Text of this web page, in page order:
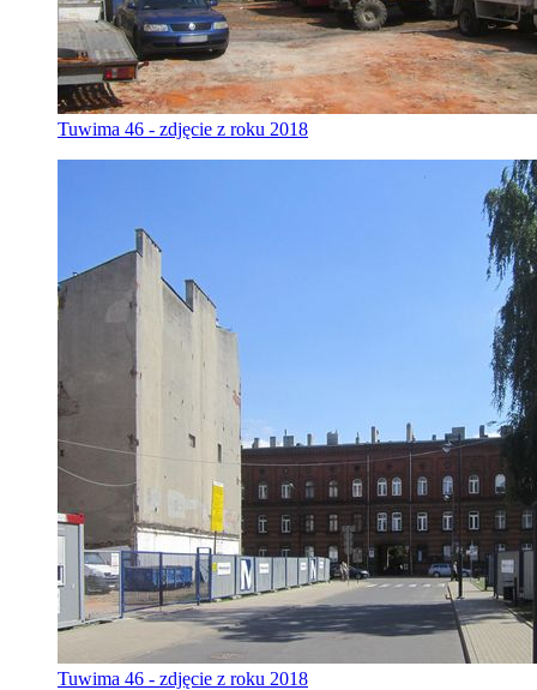
Tuwima 46 - zdjęcie z roku 2018
Tuwima 46 - zdjęcie z roku 2018